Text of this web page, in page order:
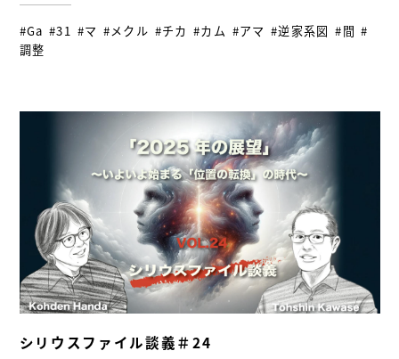
#Ga #31 #マ #メクル #チカ #カム #アマ #逆家系図 #間 #
調整
シリウスファイル談義＃24